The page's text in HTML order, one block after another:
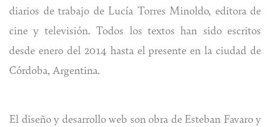
diarios de trabajo de Lucía Torres Minoldo, editora de
cine y televisión. Todos los textos han sido escritos
desde enero del 2014 hasta el presente en la ciudad de
Córdoba, Argentina.
El diseño y desarrollo web son obra de Esteban Favaroy